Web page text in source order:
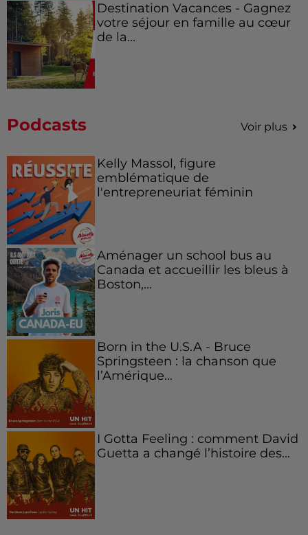
Destination Vacances - Gagnez
votre séjour en famille au cœur
de la...
Podcasts Voir plus
Kelly Massol, figure
emblématique de
l'entrepreneuriat féminin
Aménager un school bus au
Canada et accueillir les bleus à
Boston,...
Born in the U.S.A - Bruce
Springsteen : la chanson que
l’Amérique...
I Gotta Feeling : comment David
Guetta a changé l’histoire des...